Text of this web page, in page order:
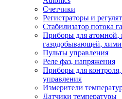
Счетчики
Регистраторы и
Стабилизатор потока
Приборы для атомной,
газодобывающей,
Пульты управления
Реле фаз, напряжения
Приборы для
управления
Измерители
Датчики температуры